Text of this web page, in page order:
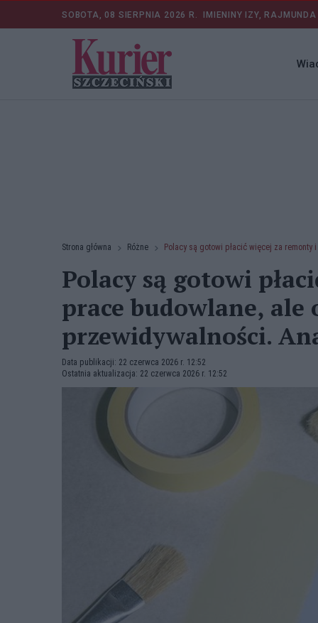
SOBOTA, 08 SIERPNIA 2026 R. IMIENINY IZY,
Strona główna Różne Polacy są gotowi płacić więcej za
Polacy są gotowi
prace budowlane, ale
przewidywalności.
Data publikacji: 22 czerwca 2026 r. 12:52
Ostatnia aktualizacja: 22 czerwca 2026 r. 12:52